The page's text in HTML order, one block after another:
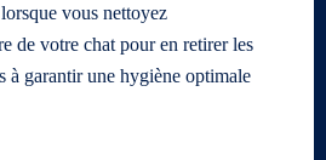
vous nettoyez
de votre chat pour en retirer les
à garantir une hygiène optimale